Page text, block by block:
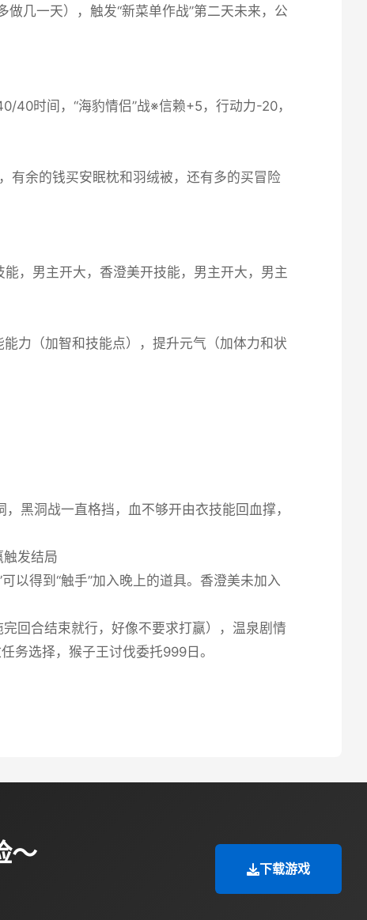
几一天），触发“新菜单作战”第二天未来，公
40时间，“海豹情侣”战※信赖+5，行动力-20，
有余的钱买安眠枕和羽绒被，还有多的买冒险
，男主开大，香澄美开技能，男主开大，男主
力（加智和技能点），提升元气（加体力和状
黑洞战一直格挡，血不够开由衣技能回血撑，
发结局
以得到“触手”加入晚上的道具。香澄美未加入
回合结束就行，好像不要求打赢），温泉剧情
务选择，猴子王讨伐委托999日。
～
下载游戏